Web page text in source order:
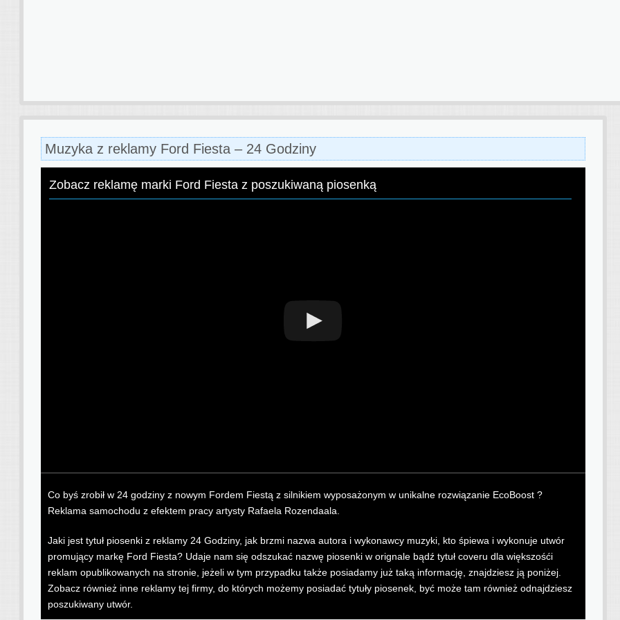
Muzyka z reklamy Ford Fiesta – 24 Godziny
Zobacz reklamę marki Ford Fiesta z poszukiwaną piosenką
Co byś zrobił w 24 godziny z nowym Fordem Fiestą z silnikiem wyposażonym w unikalne rozwiązanie EcoBoost ?
Reklama samochodu z efektem pracy artysty Rafaela Rozendaala.
Jaki jest tytuł piosenki z reklamy 24 Godziny, jak brzmi nazwa autora i wykonawcy muzyki, kto śpiewa i wykonuje utwór
promujący markę Ford Fiesta? Udaje nam się odszukać nazwę piosenki w orignale bądź tytuł coveru dla większośći
reklam opublikowanych na stronie, jeżeli w tym przypadku także posiadamy już taką informację, znajdziesz ją poniżej.
Zobacz również inne reklamy tej firmy, do których możemy posiadać tytuły piosenek, być może tam również odnajdziesz
poszukiwany utwór.